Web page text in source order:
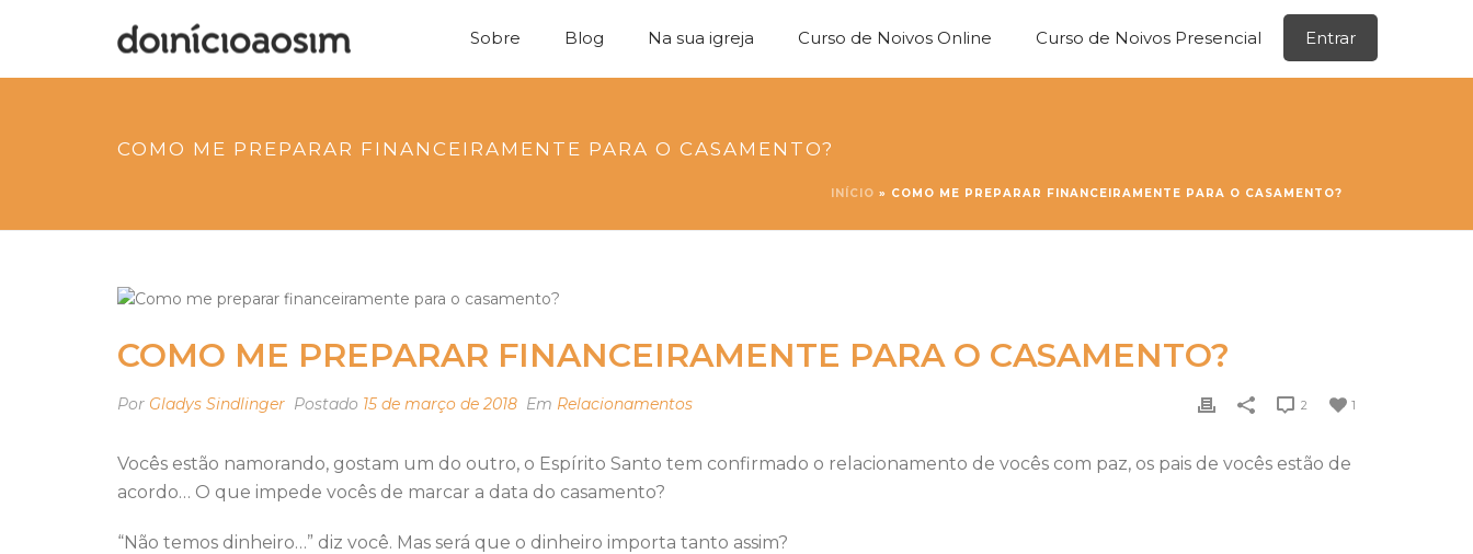
Sobre Blog Na sua igreja Curso de Noivos Online Curso de Noivos Presencial Entrar
COMO ME PREPARAR FINANCEIRAMENTE PARA O CASAMENTO?
INÍCIO » COMO ME PREPARAR FINANCEIRAMENTE PARA O CASAMENTO?
COMO ME PREPARAR FINANCEIRAMENTE PARA O CASAMENTO?
Por Gladys Sindlinger Postado 15 de março de 2018 Em Relacionamentos 1
2
Vocês estão namorando, gostam um do outro, o Espírito Santo tem confirmado o relacionamento de vocês com paz, os pais de vocês estão de
acordo… O que impede vocês de marcar a data do casamento?
“Não temos dinheiro…” diz você. Mas será que o dinheiro importa tanto assim?